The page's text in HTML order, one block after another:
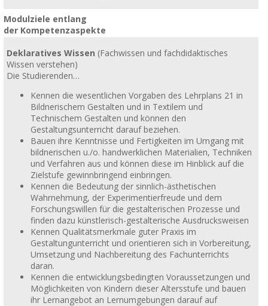
Modulziele entlang
der Kompetenzaspekte
Deklaratives Wissen (Fachwissen und fachdidaktisches
Wissen verstehen)
Die Studierenden…
Kennen die wesentlichen Vorgaben des Lehrplans 21 in
Bildnerischem Gestalten und in Textilem und
Technischem Gestalten und können den
Gestaltungsunterricht darauf beziehen.
Bauen ihre Kenntnisse und Fertigkeiten im Umgang mit
bildnerischen u./o. handwerklichen Materialien, Techniken
und Verfahren aus und können diese im Hinblick auf die
Zielstufe gewinnbringend einbringen.
Kennen die Bedeutung der sinnlich-ästhetischen
Wahrnehmung, der Experimentierfreude und dem
Forschungswillen für die gestalterischen Prozesse und
finden dazu künstlerisch-gestalterische Ausdrucksweisen
Kennen Qualitätsmerkmale guter Praxis im
Gestaltungunterricht und orientieren sich in Vorbereitung,
Umsetzung und Nachbereitung des Fachunterrichts
daran.
Kennen die entwicklungsbedingten Voraussetzungen und
Möglichkeiten von Kindern dieser Altersstufe und bauen
ihr Lernangebot an Lernumgebungen darauf auf